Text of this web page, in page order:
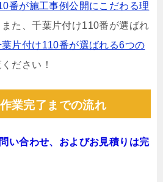
番が施工事例公開にこだわる理
また、千葉片付け110番が選ばれ
葉片付け110番が選ばれる6つの
ださい！
業完了までの流れ
い合わせ、およびお見積りは完